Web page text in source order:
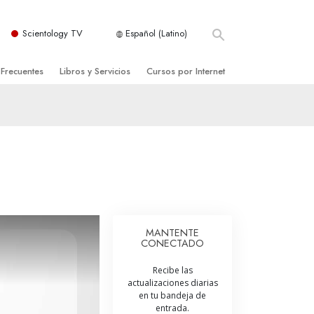
Scientology TV Español (Latino)
de Scientology
Libros y Servicios
Iniciales
Cursos por Internet
Ayudas para Enfermedades y Lesiones
La Integridad y la Honestidad
La Escala Tonal Emocional
MANTENTE
CONECTADO
Recibe las
actualizaciones diarias
en tu bandeja de
entrada.